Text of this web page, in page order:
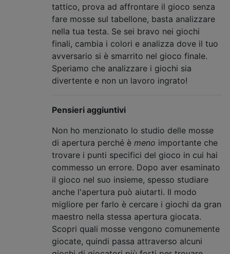
tattico, prova ad affrontare il gioco senza
fare mosse sul tabellone, basta analizzare
nella tua testa. Se sei bravo nei giochi
finali, cambia i colori e analizza dove il tuo
avversario si è smarrito nel gioco finale.
Speriamo che analizzare i giochi sia
divertente e non un lavoro ingrato!
Pensieri aggiuntivi
Non ho menzionato lo studio delle mosse
di apertura perché è meno importante che
trovare i punti specifici del gioco in cui hai
commesso un errore. Dopo aver esaminato
il gioco nel suo insieme, spesso studiare
anche l'apertura può aiutarti. Il modo
migliore per farlo è cercare i giochi da gran
maestro nella stessa apertura giocata.
Scopri quali mosse vengono comunemente
giocate, quindi passa attraverso alcuni